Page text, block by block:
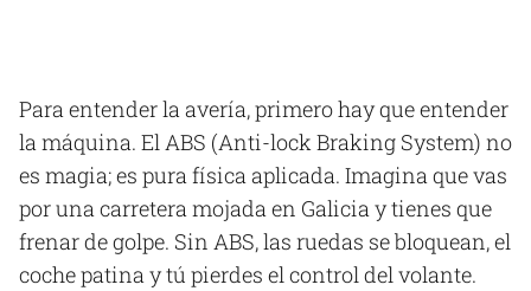
Para entender la avería, primero hay que entender
la máquina. El ABS (Anti-lock Braking System) no
es magia; es pura física aplicada. Imagina que vas
por una carretera mojada en Galicia y tienes que
frenar de golpe. Sin ABS, las ruedas se bloquean, el
coche patina y tú pierdes el control del volante.